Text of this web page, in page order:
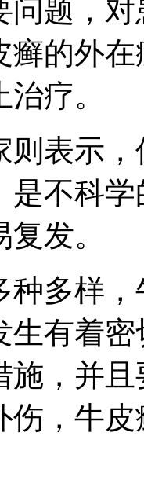
问题，
癣的外
疗。
则表示
是不科
发。
种多样
生有着
施，并
伤，牛